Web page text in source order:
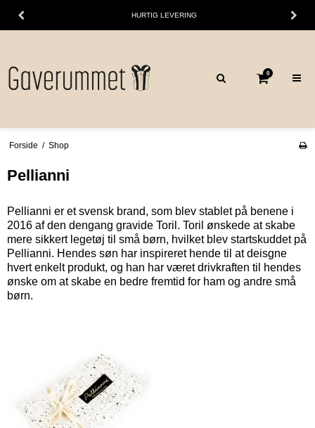
HURTIG LEVERING
0
Forside / Shop
Pellianni
Pellianni er et svensk brand, som blev stablet på benene i
2016 af den dengang gravide Toril. Toril ønskede at skabe
mere sikkert legetøj til små børn, hvilket blev startskuddet på
Pellianni. Hendes søn har inspireret hende til at deisgne
hvert enkelt produkt, og han har været drivkraften til hendes
ønske om at skabe en bedre fremtid for ham og andre små
børn.